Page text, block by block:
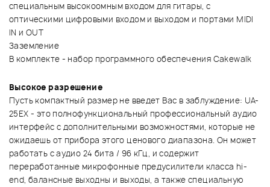
специальным высокоомным входом для гитары, с
оптическими цифровыми входом и выходом и портами MIDI
IN и OUT
Заземление
В комплекте - набор программного обеспечения Cakewalk
Высокое разрешение
Пусть компактный размер не введет Вас в заблуждение: UA-
25EX - это полнофункциональный профессиональный аудио
интерфейс с дополнительными возможностями, которые не
ожидаешь от прибора этого ценового диапазона. Он может
работать с аудио 24 бита / 96 кГц, и содержит
переработанные микрофонные предусилители класса hi-
end, балансные выходны и выходы, а также специальную